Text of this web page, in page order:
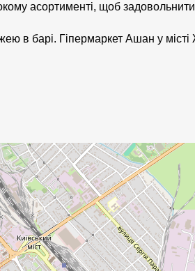
асортименті, щоб
в барі. Гіпермаркет Ашан у